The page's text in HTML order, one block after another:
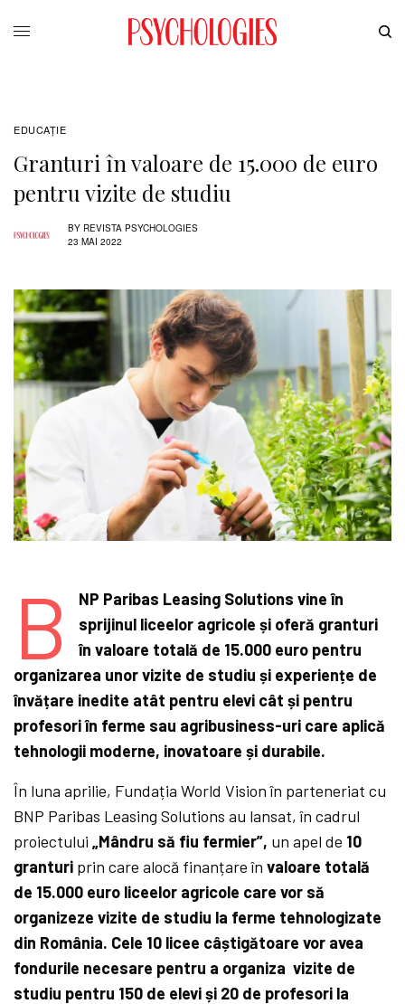
EDUCAŢIE
Granturi în valoare de 15.000 de euro
pentru vizite de studiu
BY REVISTA PSYCHOLOGIES
23 MAI 2022
B
NP Paribas Leasing Solutions vine în
sprijinul liceelor agricole și oferă granturi
în valoare totală de 15.000 euro pentru
organizarea unor vizite de studiu și experiențe de
învățare inedite atât pentru elevi cât și pentru
profesori în ferme sau agribusiness-uri care aplică
tehnologii moderne, inovatoare și durabile.
În luna aprilie, Fundația World Vision în parteneriat cu
BNP Paribas Leasing Solutions au lansat, în cadrul
proiectului„Mândru să fiu fermier”, un apel de 10
granturi prin care alocă finanțare învaloare totală
de 15.000 euro liceelor agricole care vor să
organizeze vizite de studiu la ferme tehnologizate
din România. Cele 10 licee câștigătoarevor avea
fondurile necesare pentru a organiza vizite de
studiu pentru 150 de elevi și 20 de profesori la